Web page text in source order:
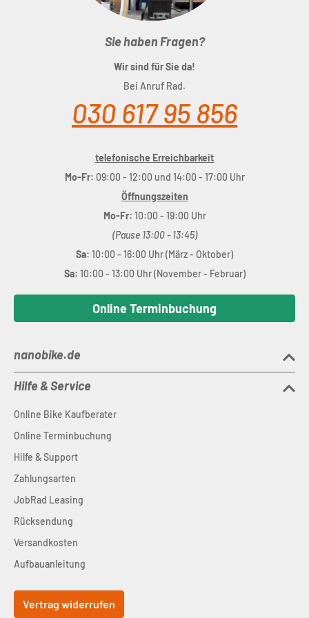
Sie haben Fragen?
Wir sind für Sie da!
Bei Anruf Rad.
030 617 95 856
telefonische Erreichbarkeit
Mo-Fr: 09:00 - 12:00 und 14:00 - 17:00 Uhr
Öffnungszeiten
Mo-Fr: 10:00 - 19:00 Uhr
(Pause 13:00 - 13:45)
Sa: 10:00 - 16:00 Uhr (März - Oktober)
Sa: 10:00 - 13:00 Uhr (November - Februar)
Online Terminbuchung
nanobike.de
Hilfe & Service
Online Bike Kaufberater
Online Terminbuchung
Hilfe & Support
Zahlungsarten
JobRad Leasing
Rücksendung
Versandkosten
Aufbauanleitung
Vertrag widerrufen